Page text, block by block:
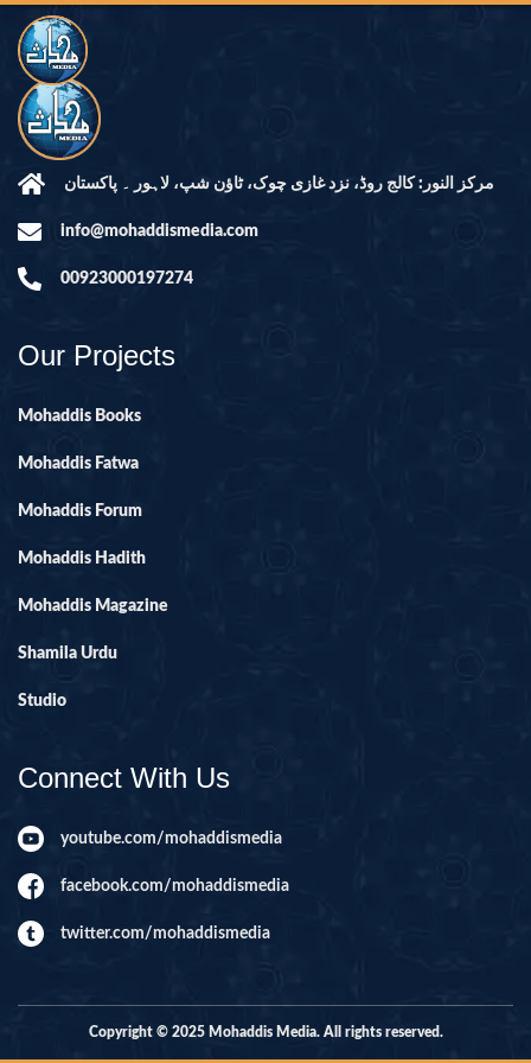
مرکز النور: کالج روڈ، نزد غازی چوک، ٹاؤن شپ، لاہور ۔ پاکستان
info@mohaddismedia.com
00923000197274
Our Projects
Mohaddis Books
Mohaddis Fatwa
Mohaddis Forum
Mohaddis Hadith
Mohaddis Magazine
Shamila Urdu
Studio
Connect With Us
youtube.com/mohaddismedia
facebook.com/mohaddismedia
twitter.com/mohaddismedia
Copyright © 2025 Mohaddis Media. All rights reserved.